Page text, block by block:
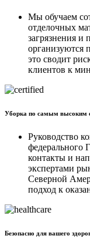
Мы обучаем
отделочных
загрязнения и
организуются
это сводит
клиентов к
Уборка по самым высоким
Руководство
федерального
контакты и
экспертами
Северной
подход к
Безопасно для вашего